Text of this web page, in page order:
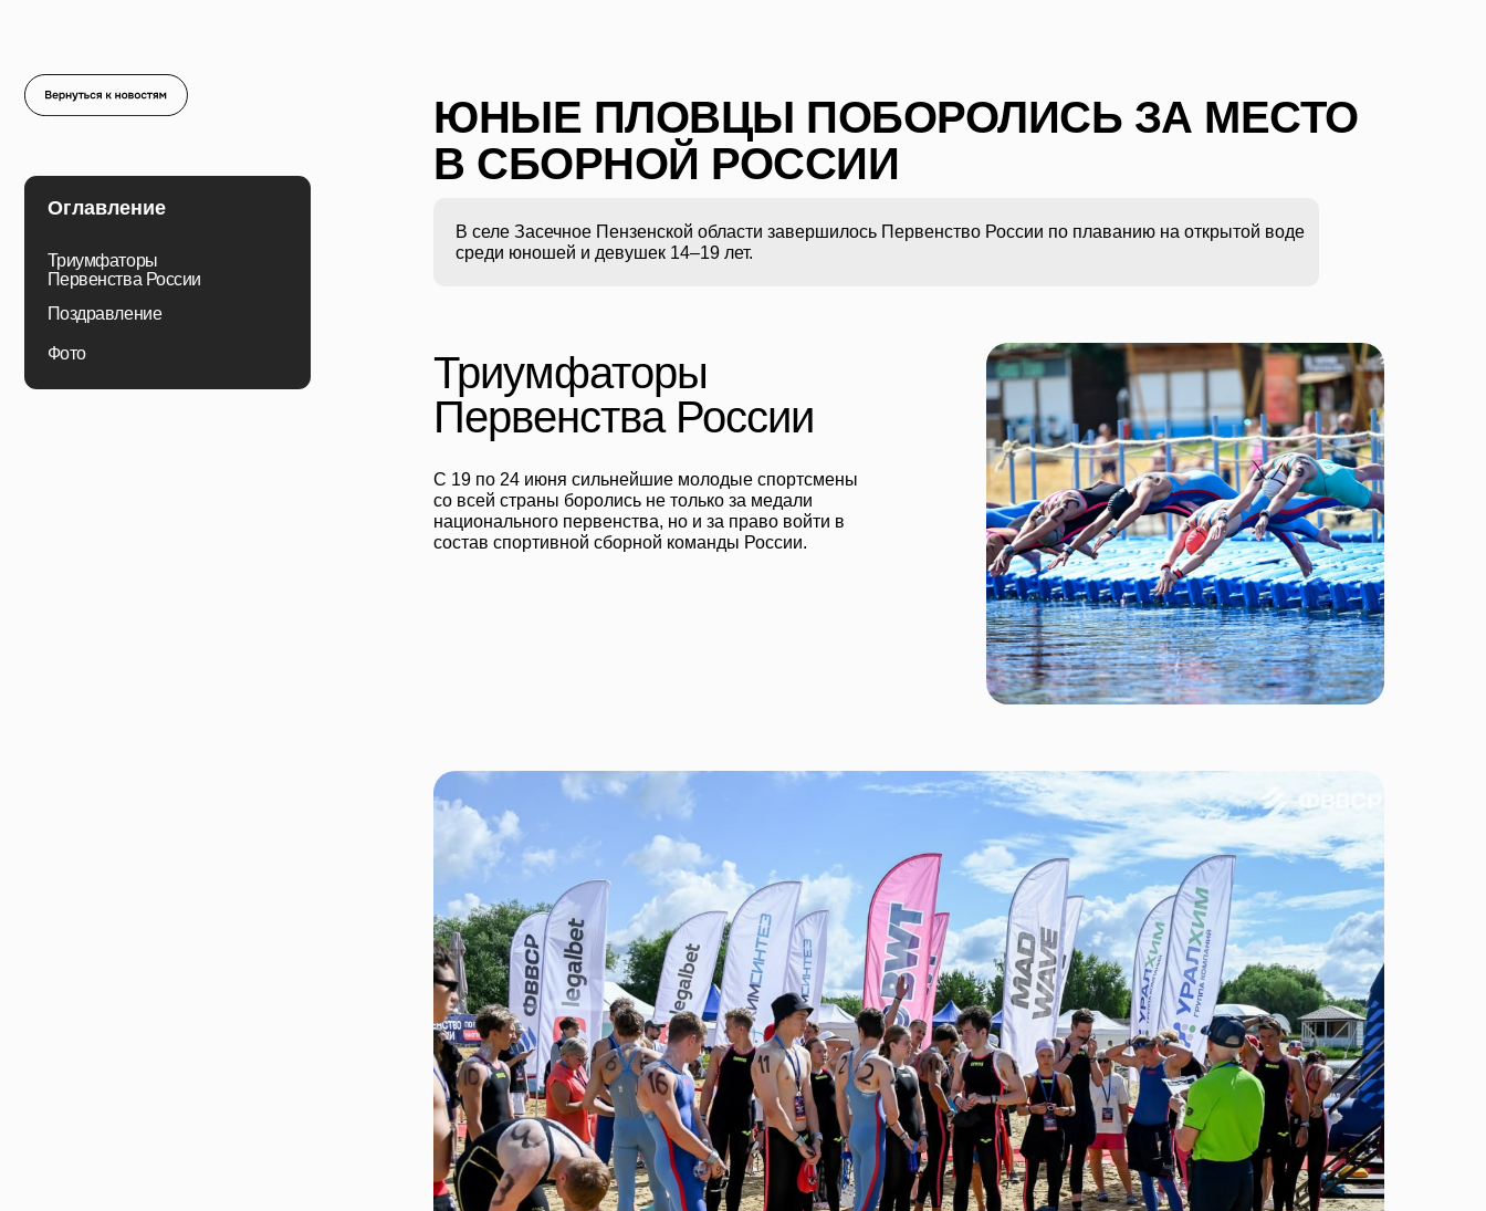
Первенства России
Фото
Поздравление
В селе Засечное Пензенской области завершилось Первенство России по плаванию на открытой воде
среди юношей и девушек 14–19 лет.
ЮНЫЕ ПЛОВЦЫ ПОБОРОЛИСЬ ЗА МЕСТО
В СБОРНОЙ РОССИИ
Триумфаторы
Первенства России
С 19 по 24 июня сильнейшие молодые спортсмены
со всей страны боролись не только за медали
национального первенства, но и за право войти в
состав спортивной сборной команды России.